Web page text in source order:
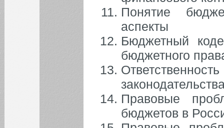
Понятие
аспекты
Бюджетный
бюджетного
Правовые
бюджетов в